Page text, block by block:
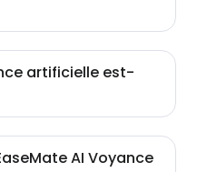
artificielle est-
de cryptage,AI Voyance